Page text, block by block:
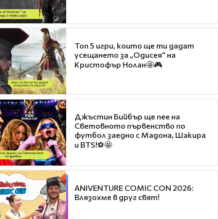
Топ 5 игри, които ще ти дадат
усещането за „Одисея“ на
Кристофър Нолан🤩🎮
Джъстин Бийбър ще пее на
Световното първенство по
футбол заедно с Мадона, Шакира
и BTS!⚽🤩
ANIVENTURE COMIC CON 2026:
Влязохме в друг свят!